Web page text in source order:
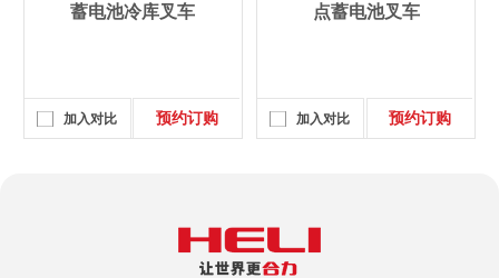
蓄电池冷库叉车
加入对比 预约订购
点蓄电池叉车
加入对比 预约订购